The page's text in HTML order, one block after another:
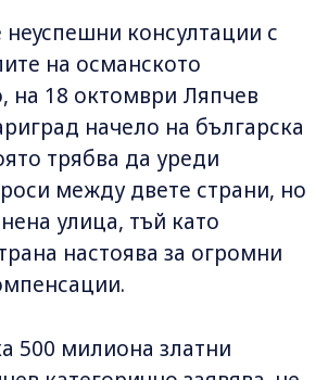
консултации с
на османското
на 18 октомври Ляпчев
начело на българска
трябва да уреди
между двете страни, но
улица, тъй като
настоява за огромни
500 милиона златни